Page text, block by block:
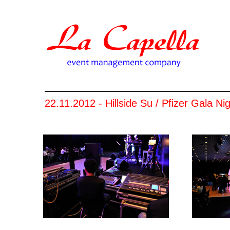
22.11.2012 - Hillside Su / Pfizer Gala